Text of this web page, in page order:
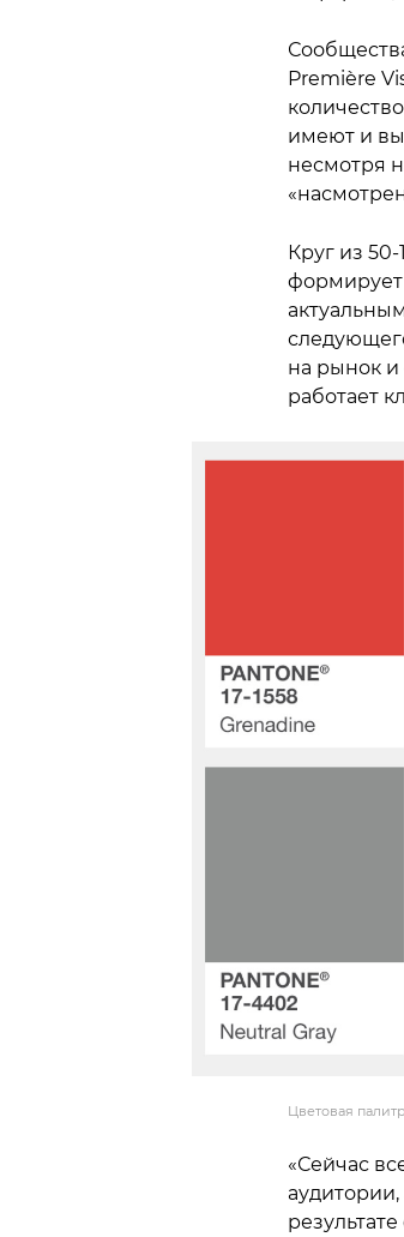
Première
имеют и
несмотря
Круг из
формирует
на рынок и
работает
«Сейчас